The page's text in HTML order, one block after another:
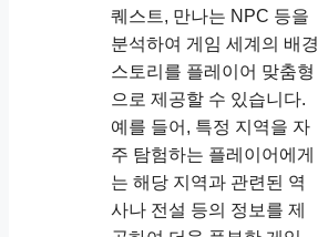
퀘스트, 만나는 NPC 등을
분석하여 게임 세계의 배경
스토리를 플레이어 맞춤형
으로 제공할 수 있습니다.
예를 들어, 특정 지역을 자
주 탐험하는 플레이어에게
는 해당 지역과 관련된 역
사나 전설 등의 정보를 제